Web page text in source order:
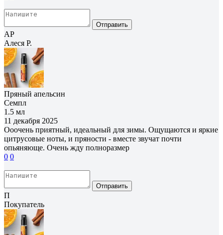
Отправить
АР
Алеся Р.
Пряный апельсин
Семпл
1.5 мл
11 декабря 2025
Ооочень приятный, идеальный для зимы. Ощущаются и яркие
цитрусовые ноты, и пряности - вместе звучат почти
опьяняюще. Очень жду полноразмер
0 0
Отправить
П
Покупатель